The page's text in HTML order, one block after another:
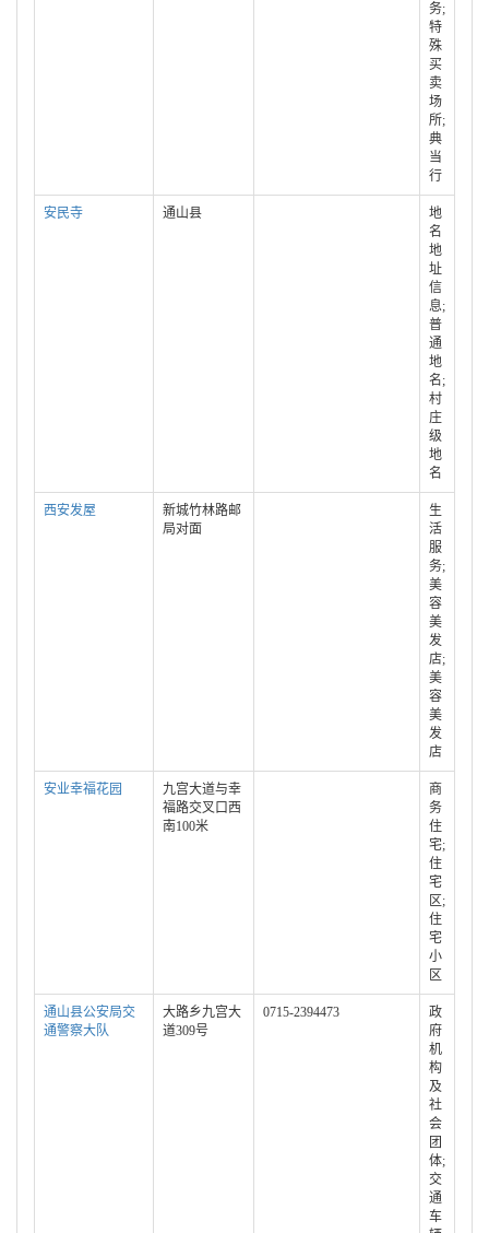
务;
特
殊
买
卖
场
所;
典
当
行
安民寺 通山县
地
名
地
址
信
息;
普
通
地
名;
村
庄
级
地
名
西安发屋
新城竹林路邮
局对面
生
活
服
务;
美
容
美
发
店;
美
容
美
发
店
安业幸福花园
九宫大道与幸
福路交叉口西
南100米
商
务
住
宅;
住
宅
区;
住
宅
小
区
通山县公安局交
通警察大队
大路乡九宫大
道309号
0715-2394473
政
府
机
构
及
社
会
团
体;
交
通
车